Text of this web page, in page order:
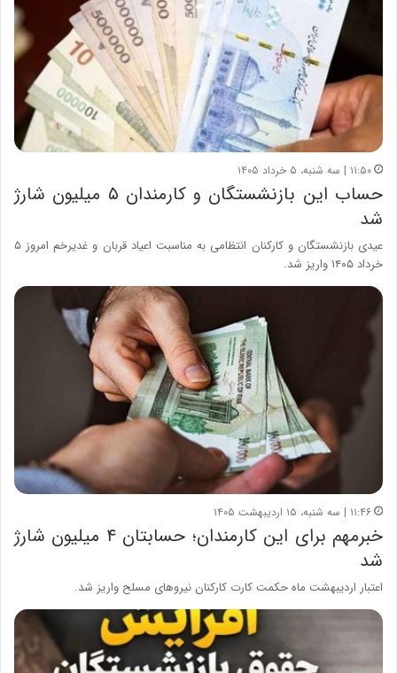
۱۱:۵۰ | سه شنبه، ۵ خرداد ۱۴۰۵
حساب این بازنشستگان و کارمندان ۵ میلیون شارژ
شد
عیدی بازنشستگان و کارکنان انتظامی به مناسبت اعیاد قربان و غدیرخم امروز ۵
خرداد ۱۴۰۵ واریز شد.
۱۱:۴۶ | سه شنبه، ۱۵ اردیبهشت ۱۴۰۵
خبرمهم برای این کارمندان؛ حسابتان ۴ میلیون شارژ
شد
اعتبار اردیبهشت ماه حکمت کارت کارکنان نیرو‌های مسلح واریز شد.